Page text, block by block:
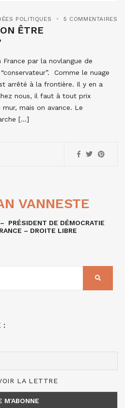
POLITIQUES 5 COMMENTAIRES
ÊTRE
France par la novlangue de
Comme le nuage
arrêté à la frontière. Il y en a
nous, il faut à tout prix
mais on avance. Le
[…]
VANNESTE
PRÉSIDENT DE DÉMOCRATIE
– DROITE LIBRE
:
LA LETTRE